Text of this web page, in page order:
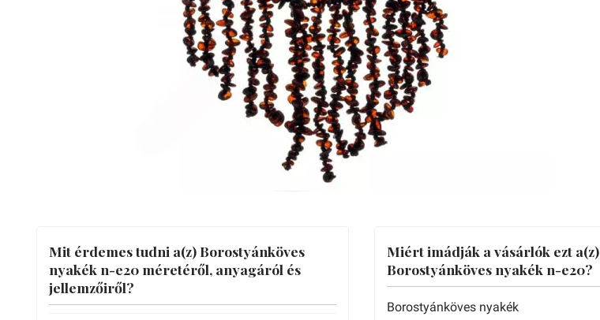
Mit érdemes tudni a(z) Borostyánköves
nyakék n-e20 méretéről, anyagáról és
jellemzőiről?
Miért imádják a vásárlók ezt a(z)
Borostyánköves nyakék n-e20?
Borostyánköves nyakék